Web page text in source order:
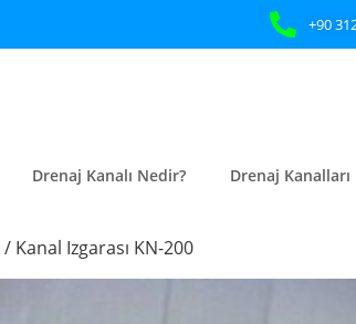
+90
Drenaj Kanalı Nedir? Drenaj Kanalları
/ Kanal Izgarası KN-200